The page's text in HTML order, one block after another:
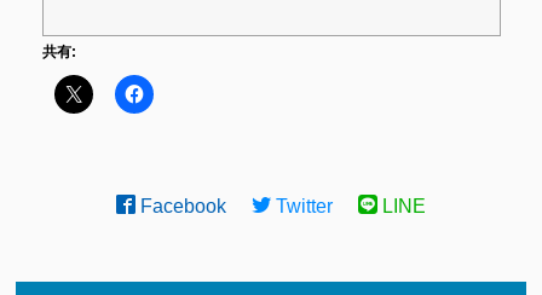
共有:
Facebook Twitter LINE